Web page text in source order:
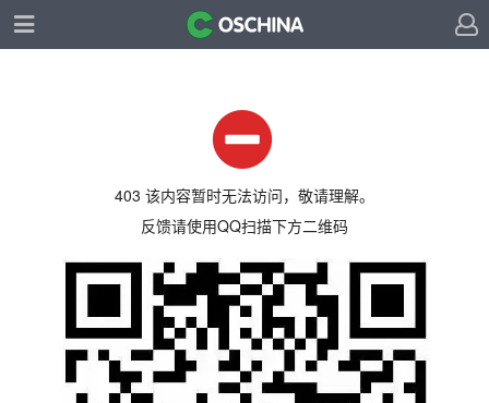
403 该内容暂时无法访问，敬请理解。
反馈请使用QQ扫描下方二维码